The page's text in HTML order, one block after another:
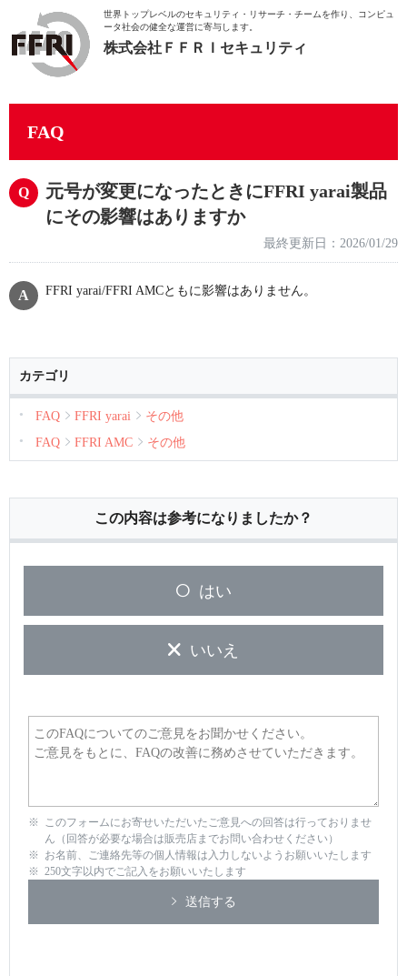
世界トップレベルのセキュリティ・リサーチ・チームを作り、 コンピュ
ータ社会の健全な運営に寄与します。
株式会社ＦＦＲＩセキュリティ
FAQ
元号が変更になったときにFFRI yarai製品
にその影響はありますか
最終更新日：2026/01/29
FFRI yarai/FFRI AMCともに影響はありません。
カテゴリ
FAQ FFRI yarai
その他
FAQ
FFRI AMC その他
この内容は参考になりましたか？
はい
いいえ
このフォームにお寄せいただいたご意見への回答は行っておりませ
ん（回答が必要な場合は販売店までお問い合わせください）
お名前、ご連絡先等の個人情報は入力しないようお願いいたします
250文字以内でご記入をお願いいたします
送信する